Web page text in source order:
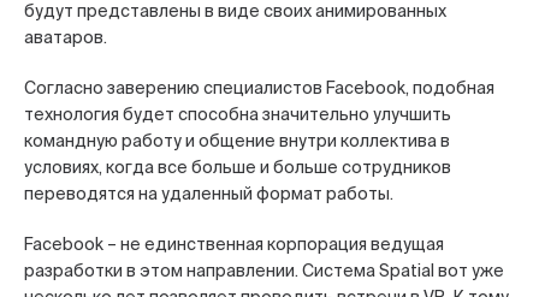
будут представлены в виде своих анимированных
аватаров.
Согласно заверению специалистов Facebook, подобная
технология будет способна значительно улучшить
командную работу и общение внутри коллектива в
условиях, когда все больше и больше сотрудников
переводятся на удаленный формат работы.
Facebook – не единственная корпорация ведущая
разработки в этом направлении. Система Spatial вот уже